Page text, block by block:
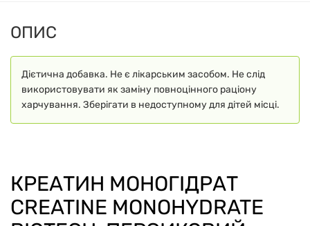
ОПИС
Дієтична добавка. Не є лікарським засобом. Не слід
використовувати як заміну повноцінного раціону
харчування. Зберігати в недоступному для дітей місці.
КРЕАТИН МОНОГІДРАТ
CREATINE MONOHYDRATE